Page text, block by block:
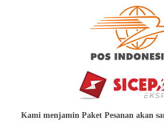
Kami menjamin Paket Pesanan akan